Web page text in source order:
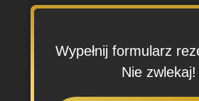
Wypełnij formularz
Nie zwlekaj!